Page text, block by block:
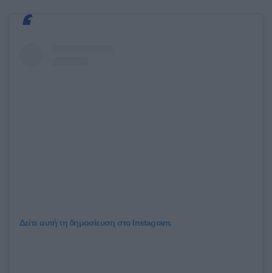
Δείτε αυτή τη δημοσίευση στο Instagram.